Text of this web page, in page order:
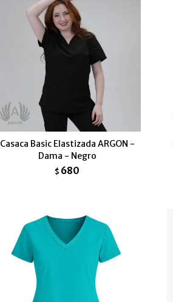
Casaca Basic Elastizada ARGON -
Dama - Negro
$ 680